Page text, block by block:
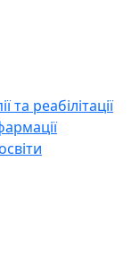
реабілітації